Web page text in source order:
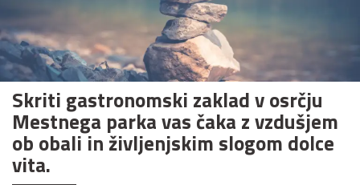
Skriti gastronomski zaklad v osrčju
Mestnega parka vas čaka z vzdušjem
ob obali in življenjskim slogom dolce
vita.